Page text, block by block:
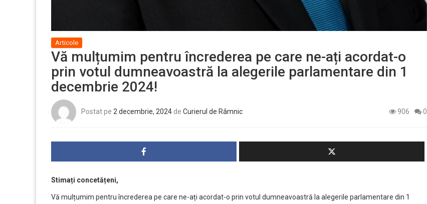
Articole
Vă mulțumim pentru încrederea pe care ne-ați acordat-o
prin votul dumneavoastră la alegerile parlamentare din 1
decembrie 2024!
Postat pe 2 decembrie, 2024 de Curierul de Râmnic 906 0
Stimați concetățeni,
Vă mulțumim pentru încrederea pe care ne-ați acordat-o prin votul dumneavoastră la alegerile parlamentare din 1